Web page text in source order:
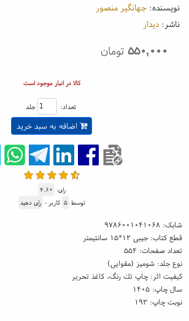
نویسنده: جهانگیر منصور
ناشر: دیدار
۵۵۰,۰۰۰تومان
کالا در انبار موجود است
تعداد: جلد
اضافه به سبد خرید
رای: ۴.۶۰
توسط ۵ کاربر - رای دهید
شابک:۹۷۸۶۰۰۱۰۴۱۰۶۸
قطع کتاب: جیبی ۱۲*۱۵ سانتیمتر
تعداد صفحات: ۵۵۴
نوع جلد: شومیز (مقوایی)
کیفیت اثر: چاپ تك رنگ، کاغذ تحریر
سال چاپ: ۱۴۰۵
نوبت چاپ: ۱۹۳